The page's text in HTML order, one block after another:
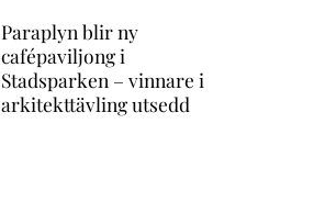
Paraplyn blir ny
cafépaviljong i
Stadsparken – vinnare i
arkitekttävling utsedd